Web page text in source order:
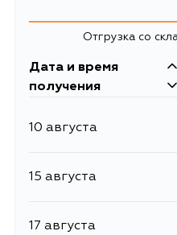
Отгрузка со
Дата и время
получения
10 августа
15 августа
17 августа